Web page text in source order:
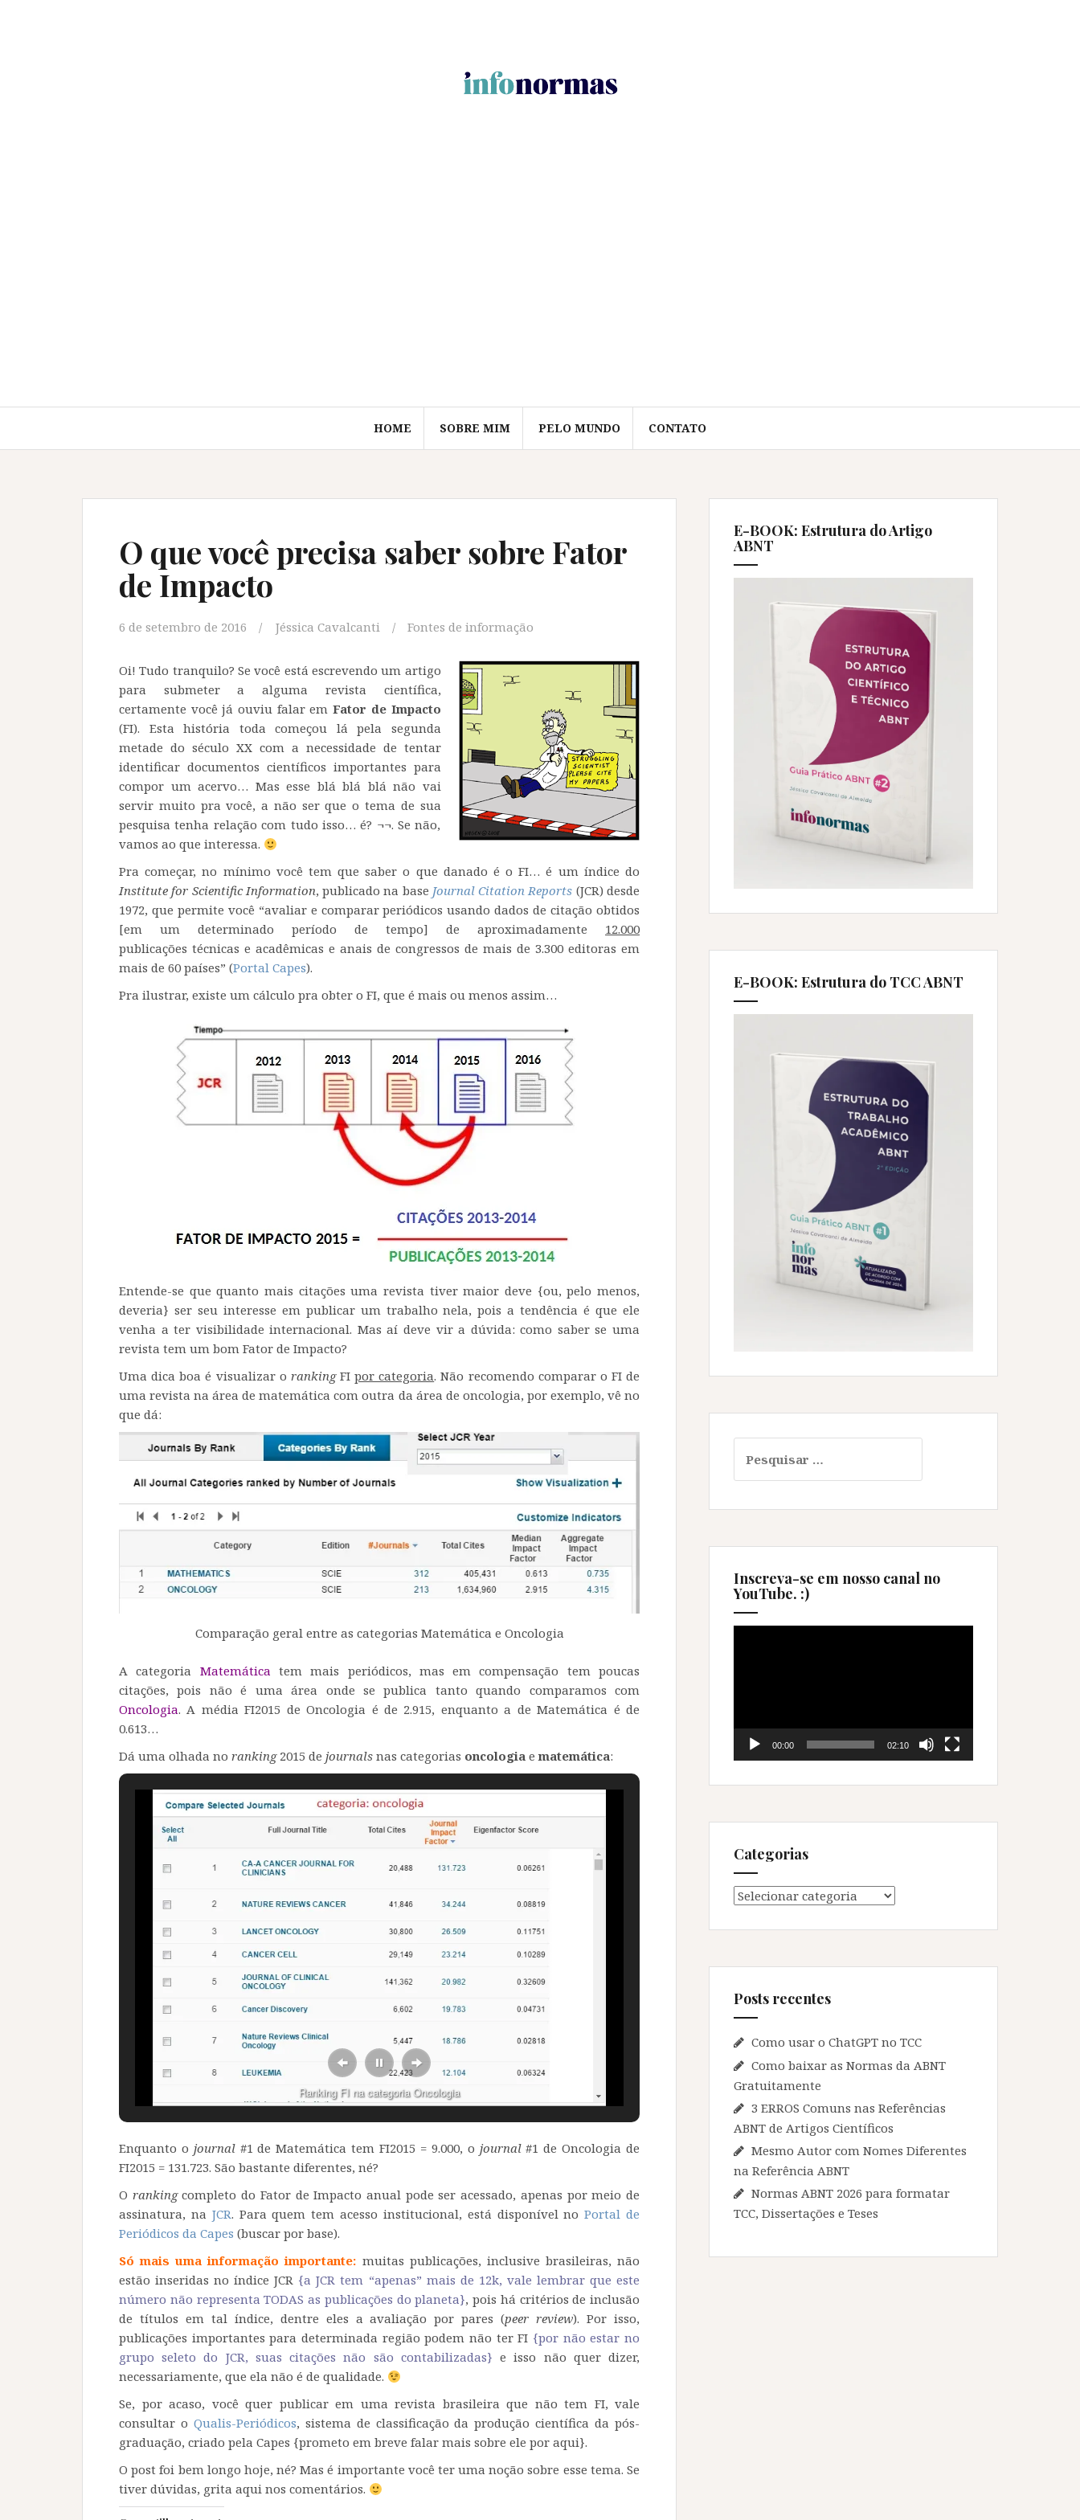
HOME SOBRE MIM PELO MUNDO CONTATO
O que você precisa saber sobre Fator
de Impacto
6 de setembro de 2016 Jéssica Cavalcanti Fontes de informação
Oi! Tudo tranquilo? Se você está escrevendo um artigo
para submeter a alguma revista científica,
certamente você já ouviu falar emFator de Impacto
(FI). Esta história toda começou lá pela segunda
metade do século XX com a necessidade de tentar
identificar documentos científicos importantes para
compor um acervo… Mas esse blá blá blá não vai
servir muito pra você, a não ser que o tema de sua
pesquisa tenha relação com tudo isso… é? ¬¬. Se não,
vamos ao que interessa.
Pra começar, no mínimo você tem que saber o que danado é o FI… é um índice do
Institute for Scientific Information, publicado na base Journal Citation Reports (JCR) desde
1972, que permite você “avaliar e comparar periódicos usando dados de citação obtidos
[em um determinado período de tempo] de aproximadamente 12.000
publicações técnicas e acadêmicas e anais de congressos de mais de 3.300 editoras em
mais de 60 países” (Portal Capes).
Pra ilustrar, existe um cálculo pra obter o FI, que é mais ou menos assim…
Entende-se que quanto mais citações uma revista tiver maior deve {ou, pelo menos,
deveria} ser seu interesse em publicar um trabalho nela, pois a tendência é que ele
venha a ter visibilidade internacional. Mas aí deve vir a dúvida: como saber se uma
revista tem um bom Fator de Impacto?
Uma dica boa é visualizar o rankingFIpor categoria. Não recomendo comparar o FI de
uma revista na área de matemática com outra da área de oncologia, por exemplo, vê no
que dá:
Comparação geral entre as categorias Matemática e Oncologia
A categoria Matemática tem mais periódicos, mas em compensação tem poucas
citações, pois não é uma área onde se publica tanto quando comparamos com
Oncologia. A média FI2015 de Oncologia é de 2.915, enquanto a de Matemática é de
0.613…
Dá uma olhada no ranking2015 de journals nas categorias oncologia e matemática:
Ranking FI na categoria Oncologia
Enquanto o journal#1 de Matemática tem FI2015 = 9.000, o journal#1 de Oncologia de
FI2015 = 131.723. São bastante diferentes, né?
O rankingcompleto do Fator de Impacto anual pode ser acessado, apenas por meio de
assinatura, na JCR. Para quem tem acesso institucional, está disponível noPortal de
Periódicos da Capes (buscar por base).
Só mais uma informação importante: muitas publicações, inclusive brasileiras, não
estão inseridas no índice JCR {a JCR tem “apenas” mais de 12k, vale lembrar que este
número não representa TODAS as publicações do planeta}, pois há critérios de inclusão
de títulos em tal índice, dentre eles a avaliação por pares (peer review). Por isso,
publicações importantes para determinada região podem não ter FI {por não estar no
grupo seleto do JCR, suas citações não são contabilizadas} e isso não quer dizer,
necessariamente, que ela não é de qualidade.
Se, por acaso, você quer publicar em uma revista brasileira que não tem FI, vale
consultar o Qualis-Periódicos, sistema de classificação da produção científica da pós-
graduação, criado pela Capes {prometo em breve falar mais sobre ele por aqui}.
O post foi bem longo hoje, né? Mas é importante você ter uma noção sobre esse tema. Se
tiver dúvidas, grita aqui nos comentários.
E-BOOK: Estrutura do Artigo
ABNT
E-BOOK: Estrutura do TCC ABNT
por:
Inscreva-se em nosso canal no
YouTube. :)
00:00 02:10
Categorias
Categorias
Posts recentes
Como usar o ChatGPT no TCC
Como baixar as Normas da ABNT
Gratuitamente
3 ERROS Comuns nas Referências
ABNT de Artigos Científicos
Mesmo Autor com Nomes Diferentes
na Referência ABNT
Normas ABNT 2026 para formatar
TCC, Dissertações e Teses